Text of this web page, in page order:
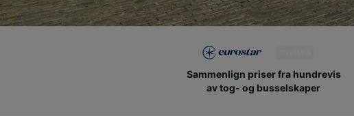
Sammenlign priser fra hundrevis
av tog- og busselskaper